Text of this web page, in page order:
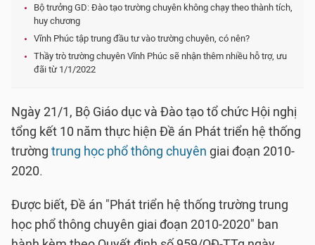
Bộ trưởng GD: Đào tạo trường chuyên không chạy theo thành tích,
huy chương
Vĩnh Phúc tập trung đầu tư vào trường chuyên, có nên?
Thầy trò trường chuyên Vĩnh Phúc sẽ nhận thêm nhiều hỗ trợ, ưu
đãi từ 1/1/2022
Ngày 21/1, Bộ Giáo dục và Đào tạo tổ chức Hội nghị
tổng kết 10 năm thực hiện Đề án Phát triển hệ thống
trường trung học phổ thông chuyên giai đoạn 2010-
2020.
Được biết, Đề án "Phát triển hệ thống trường trung
học phổ thông chuyên giai đoạn 2010-2020" ban